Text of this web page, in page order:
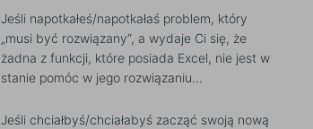
Jeśli napotkałeś/napotkałaś problem, który
„musi być rozwiązany”, a wydaje Ci się, że
żadna z funkcji, które posiada Excel, nie jest w
stanie pomóc w jego rozwiązaniu…
Jeśli chciałbyś/chciałabyś zacząć swoją nową